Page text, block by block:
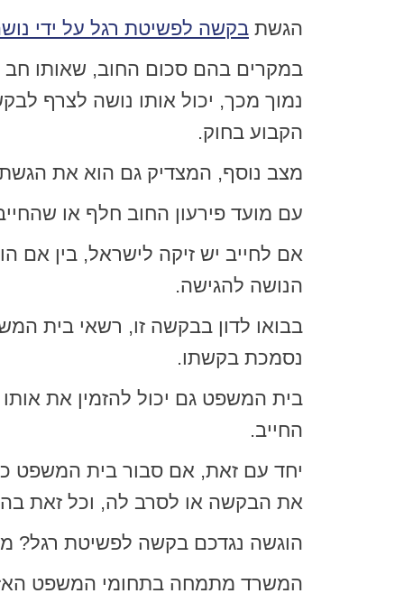
הגשת בקשה לפשיטת רגל על ידי
במקרים בהם סכום החוב, שאותו חב
נמוך מכך, יכול אותו נושה לצרף
הקבוע בחוק.
מצב נוסף, המצדיק גם הוא את
עם מועד פירעון החוב חלף או
הנושה להגישה.
בבואו לדון בבקשה זו, רשאי בית
נסמכת בקשתו.
בית המשפט גם יכול להזמין את
החייב.
יחד עם זאת, אם סבור בית המשפט כי
את הבקשה או לסרב לה, וכל זאת
הוגשה נגדכם בקשה לפשיטת רגל?
המשרד מתמחה בתחומי המשפט